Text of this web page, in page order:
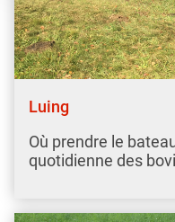
Luing
Où prendre le
quotidienne des